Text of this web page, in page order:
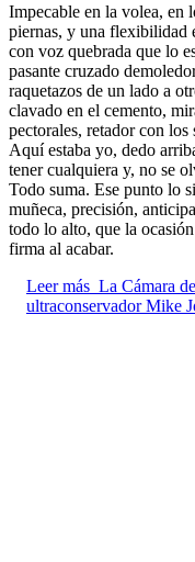
Impecable en la volea, en
piernas, y una flexibilidad
con voz quebrada que lo
pasante cruzado
raquetazos de un lado a
clavado en el cemento,
pectorales, retador con los
Aquí estaba yo, dedo
tener cualquiera y, no se
Todo suma. Ese punto lo
muñeca, precisión,
todo lo alto, que la
firma al acabar.
Leer más La Cámara
ultraconservador Mike